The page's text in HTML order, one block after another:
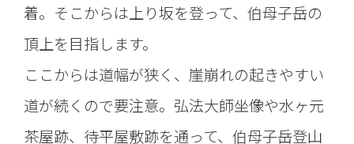
着。そこからは上り坂を登って、伯母子岳の
頂上を目指します。
ここからは道幅が狭く、崖崩れの起きやすい
道が続くので要注意。弘法大師坐像や水ヶ元
茶屋跡、待平屋敷跡を通って、伯母子岳登山